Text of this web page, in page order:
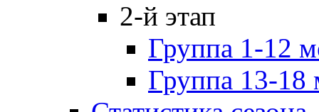
2-й этап
Группа 1-12
Группа 13-18